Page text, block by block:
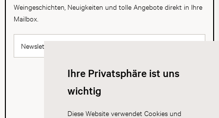
Ihre Privatsphäre ist uns
wichtig
Diese Website verwendet Cookies und
Weingeschichten, Neuigkeiten und tolle Angebote direkt in Ihre
Mailbox.
Newsletter abonnieren